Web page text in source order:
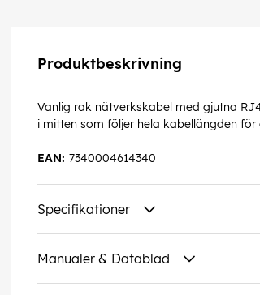
Produktbeskrivning
Vanlig rak nätverkskabel med gjutna
i mitten som följer hela kabellängden
7340004614340
EAN:
Specifikationer
Manualer & Datablad